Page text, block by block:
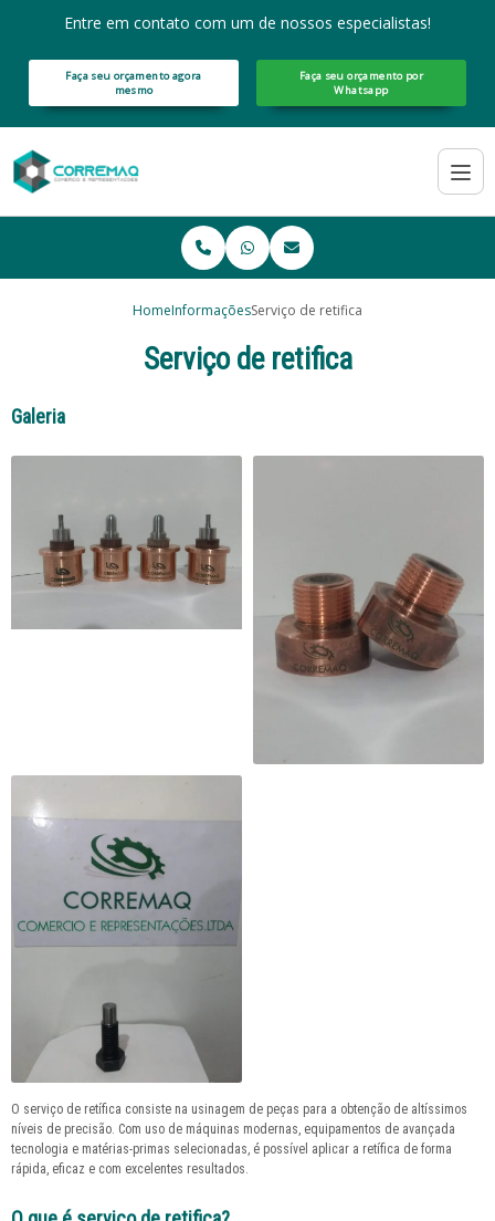
Entre em contato com um de nossos especialistas!
Faça seu orçamento agora
mesmo
Faça seu orçamento por
Whatsapp
HomeInformaçõesServiço de retifica
Serviço de retifica
Galeria
O serviço de retífica consiste na usinagem de peças para a obtenção de altíssimos
níveis de precisão. Com uso de máquinas modernas, equipamentos de avançada
tecnologia e matérias-primas selecionadas, é possível aplicar a retífica de forma
rápida, eficaz e com excelentes resultados.